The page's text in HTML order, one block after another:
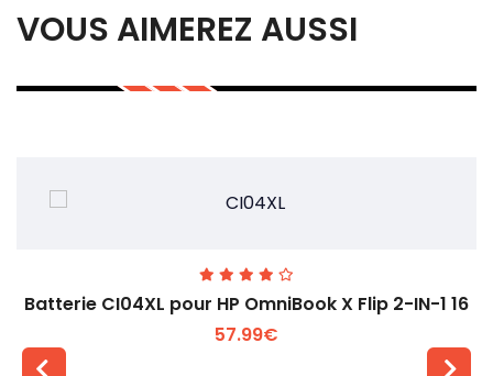
VOUS AIMEREZ AUSSI
Batterie CI04XL pour HP OmniBook X Flip 2-IN-1 16
57.99€